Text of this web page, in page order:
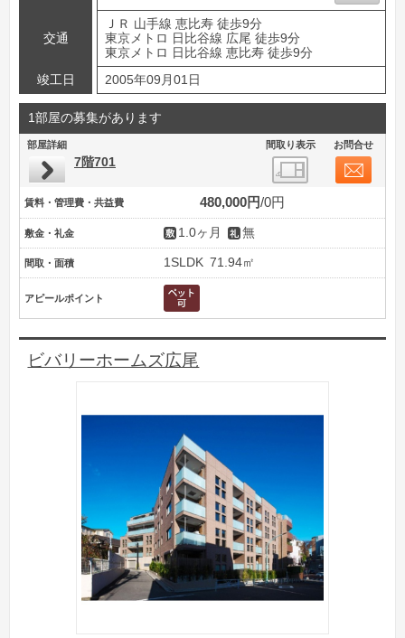
交通
ＪＲ 山手線 恵比寿 徒歩9分
東京メトロ 日比谷線 広尾 徒歩9分
東京メトロ 日比谷線 恵比寿 徒歩9分
竣工日
2005年09月01日
1部屋の募集があります
部屋詳細 間取り表示 お問合せ
7階701
賃料・管理費・共益費 480,000円 0円
敷金・礼金 1.0ヶ月 無
間取・面積 1SLDK 71.94㎡
アピールポイント
ビバリーホームズ広尾